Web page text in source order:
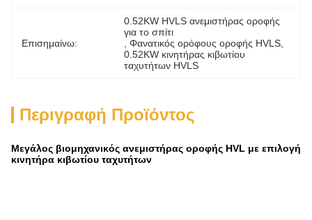
Επισημαίνω:
0.52KW HVLS ανεμιστήρας οροφής
για το σπίτι
, Φανατικός ορόφους οροφής HVLS
0.52KW κινητήρας κιβωτίου
ταχυτήτων HVLS
Περιγραφή Προϊόντος
Μεγάλος βιομηχανικός ανεμιστήρας οροφής HVL με επιλογή
κινητήρα κιβωτίου ταχυτήτων